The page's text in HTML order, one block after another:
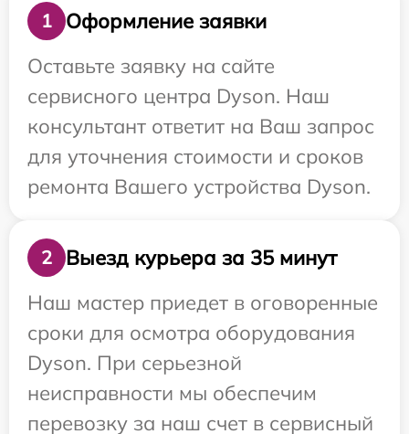
1
Оформление заявки
Оставьте заявку на сайте
сервисного центра Dyson. Наш
консультант ответит на Ваш запрос
для уточнения стоимости и сроков
ремонта Вашего устройства Dyson.
2
Выезд курьера за 35 минут
Наш мастер приедет в оговоренные
сроки для осмотра оборудования
Dyson. При серьезной
неисправности мы обеспечим
перевозку за наш счет в сервисный